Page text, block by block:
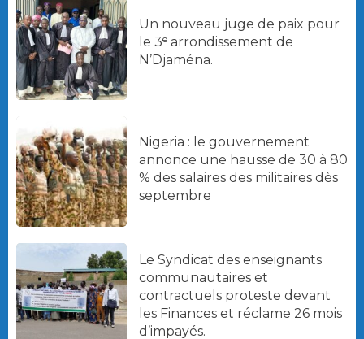
Un nouveau juge de paix pour
le 3ᵉ arrondissement de
N’Djaména.
Nigeria : le gouvernement
annonce une hausse de 30 à 80
% des salaires des militaires dès
septembre
Le Syndicat des enseignants
communautaires et
contractuels proteste devant
les Finances et réclame 26 mois
d’impayés.